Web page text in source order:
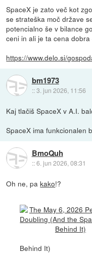
SpaceX je zato več kot
se strateška moč države
potencialno še v bilance
ceni in ali je ta cena
https://www.delo.si/
bm1973
::3. jun 2026, 11:56
Kaj tlačiš SpaceX v A.I.
SpaceX ima funkcionalen
BmoQuh
::6. jun 2026, 08:31
Oh ne, pakako!?
Behind It)